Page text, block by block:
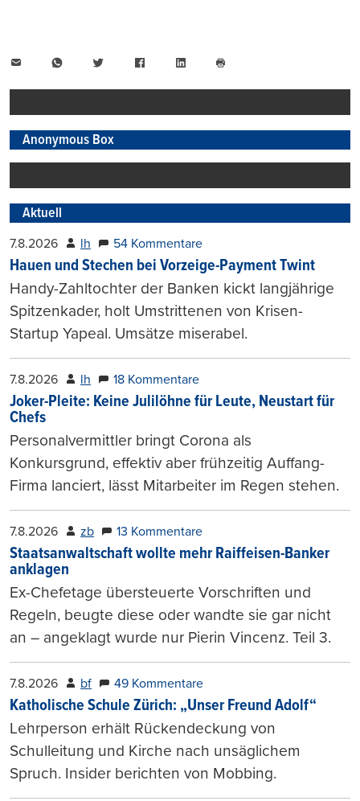
WhatsAppTwitter FacebookLinkedIn
drucken
Anonymous Box
Aktuell
7.8.2026 lh 54 Kommentare
Hauen und Stechen bei Vorzeige-Payment Twint
Handy-Zahltochter der Banken kickt langjährige
Spitzenkader, holt Umstrittenen von Krisen-
Startup Yapeal. Umsätze miserabel.
7.8.2026 lh 18 Kommentare
Joker-Pleite: Keine Julilöhne für Leute, Neustart für
Chefs
Personalvermittler bringt Corona als
Konkursgrund, effektiv aber frühzeitig Auffang-
Firma lanciert, lässt Mitarbeiter im Regen stehen.
7.8.2026 zb 13 Kommentare
Staatsanwaltschaft wollte mehr Raiffeisen-Banker
anklagen
Ex-Chefetage übersteuerte Vorschriften und
Regeln, beugte diese oder wandte sie gar nicht
an – angeklagt wurde nur Pierin Vincenz. Teil 3.
7.8.2026 bf 49 Kommentare
Katholische Schule Zürich: „Unser Freund Adolf“
Lehrperson erhält Rückendeckung von
Schulleitung und Kirche nach unsäglichem
Spruch. Insider berichten von Mobbing.